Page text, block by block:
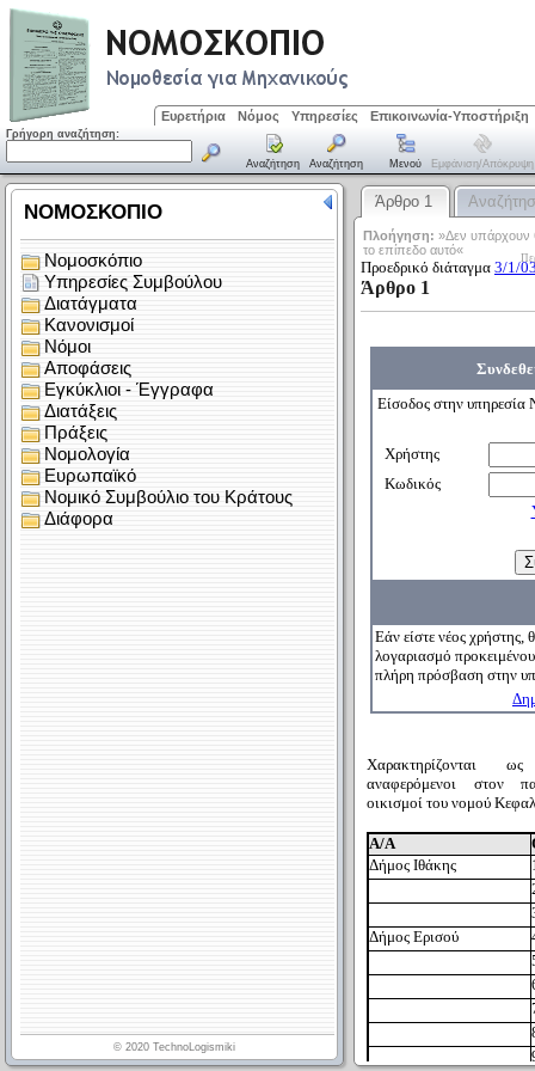
Ευρετήρια Νόμος Υπηρεσίες Επικοινωνία-Υποστήριξη
Γρήγορη αναζήτηση:
Αναζήτηση Αναζήτηση Μενού Εμφάνιση/απόκρυψη
Άρθρο 1